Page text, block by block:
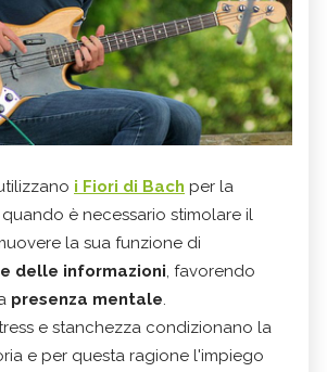
i Fiori di Bach per la
è necessario stimolare il
la sua funzione di
delle informazioni, favorendo
presenza mentale.
e stanchezza condizionano la
e per questa ragione l'impiego